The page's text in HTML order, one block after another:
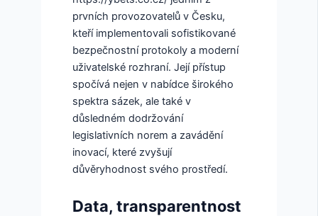
prvních provozovatelů v Česku,
kteří implementovali sofistikované
bezpečnostní protokoly a moderní
uživatelské rozhraní. Její přístup
spočívá nejen v nabídce širokého
spektra sázek, ale také v
důsledném dodržování
legislativních norem a zavádění
inovací, které zvyšují
důvěryhodnost svého prostředí.
Data, transparentnost